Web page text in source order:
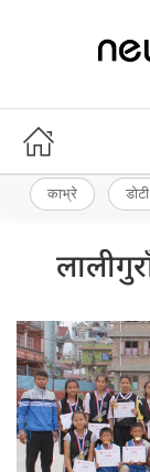
काभ्रे डोटी